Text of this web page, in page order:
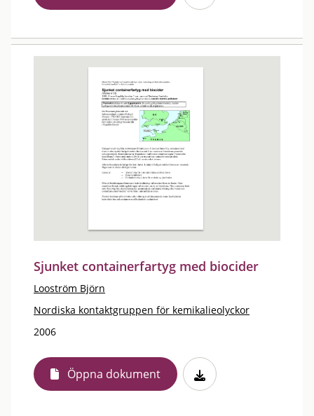
Sjunket containerfartyg med biocider
Looström Björn
Nordiska kontaktgruppen för kemikalieolyckor
2006
Öppna dokument